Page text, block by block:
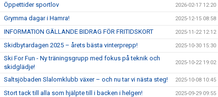
Öppettider sportlov 2026-02-17 12:20
Grymma dagar i Hamra! 2025-12-15 08:58
INFORMATION GÄLLANDE BIDRAG FÖR FRITIDSKORT 2025-11-22 12:12
Skidbytardagen 2025 – årets bästa vinterprepp! 2025-10-30 15:30
Ski For Fun - Ny träningsgrupp med fokus på teknik och
skidglädje!
2025-10-22 19:02
Saltsjöbaden Slalomklubb växer – och nu tar vi nästa steg! 2025-10-08 10:45
Stort tack till alla som hjälpte till i backen i helgen! 2025-09-29 09:55